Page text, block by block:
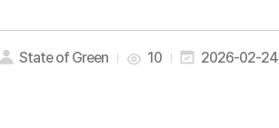
State of Green 10 2026-02-24